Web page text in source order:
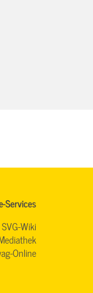
Services
SVG-Wiki
Online